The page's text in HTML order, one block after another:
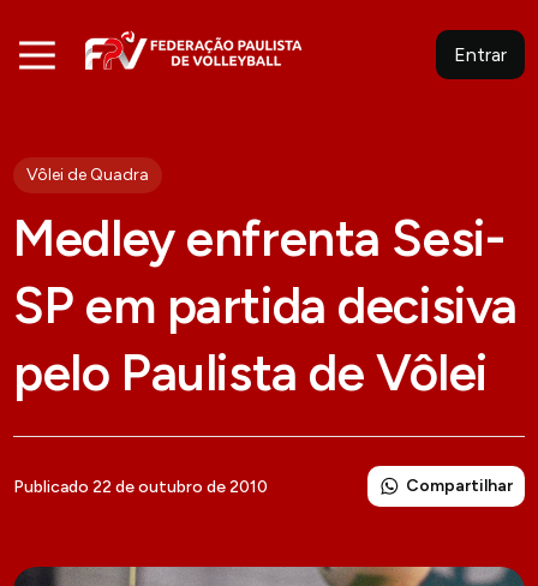
Entrar
Vôlei de Quadra
Medley enfrenta Sesi-
SP em partida decisiva
pelo Paulista de Vôlei
Publicado 22 de outubro de 2010 Compartilhar